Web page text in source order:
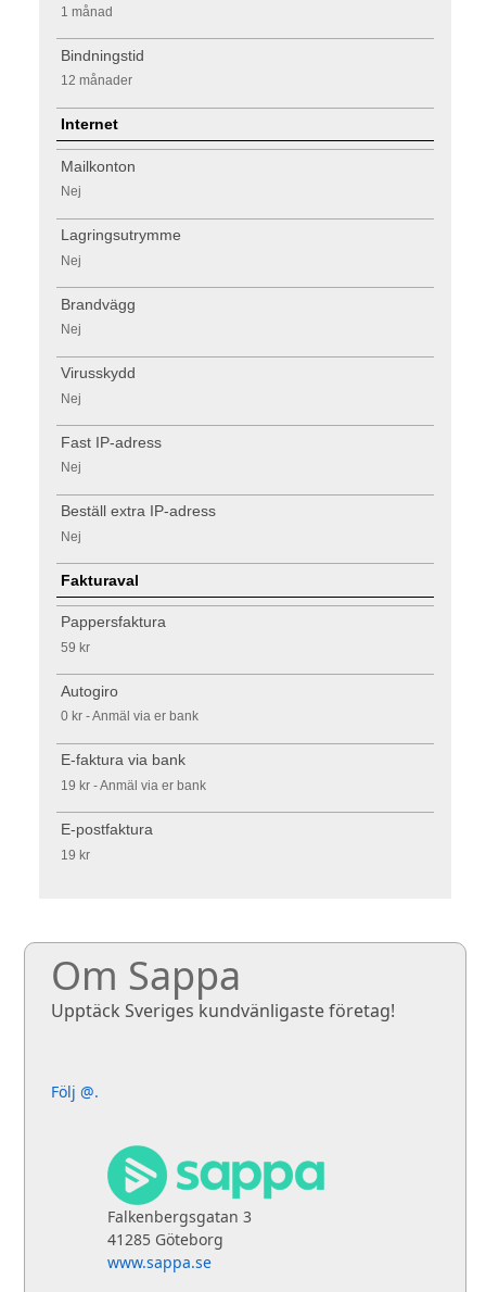
1 månad
Bindningstid
12 månader
Internet
Mailkonton
Nej
Lagringsutrymme
Nej
Brandvägg
Nej
Virusskydd
Nej
Fast IP-adress
Nej
Beställ extra IP-adress
Nej
Fakturaval
Pappersfaktura
59 kr
Autogiro
0 kr - Anmäl via er bank
E-faktura via bank
19 kr - Anmäl via er bank
E-postfaktura
19 kr
Om Sappa
Upptäck Sveriges kundvänligaste företag!
Följ @.
Falkenbergsgatan 3
41285 Göteborg
www.sappa.se